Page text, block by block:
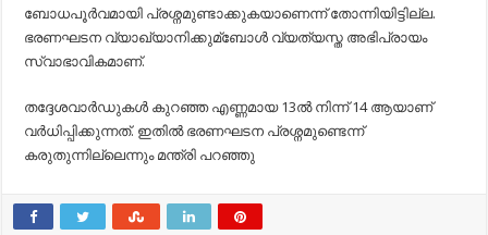
ബോധപൂര്‍വമായി പ്രശ്നമുണ്ടാക്കുകയാണെന്ന് തോന്നിയിട്ടില്ല.
ഭരണഘടന വ്യാഖ്യാനിക്കുമ്ബോള്‍ വ്യത്യസ്ത അഭിപ്രായം
സ്വാഭാവികമാണ്.
തദ്ദേശവാര്‍ഡുകള്‍ കുറഞ്ഞ എണ്ണമായ 13ല്‍ നിന്ന് 14 ആയാണ്
വര്‍ധിപ്പിക്കുന്നത്. ഇതില്‍ ഭരണഘടന പ്രശ്നമുണ്ടെന്ന്
കരുതുന്നില്ലെന്നും മന്ത്രി പറഞ്ഞു